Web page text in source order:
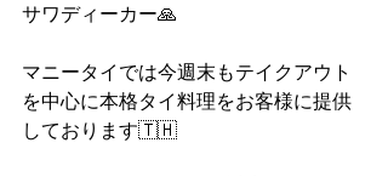
サワディーカー🙏
マニータイでは今週末もテイクアウト
を中心に本格タイ料理をお客様に提供
しております🇹🇭